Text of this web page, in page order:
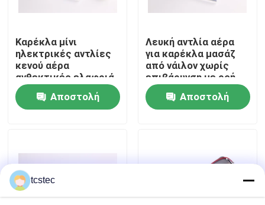
Επισκεψή εργοστασίου
Έλεγχος ποιότητας
Επικοινωνήστε μαζί μας
Υποθέσεις
Μπλογκ
Καρέκλα μίνι
ηλεκτρικές αντλίες
κενού αέρα
ανθεκτικές ελαφριά
φορητές
Αποστολή
Λευκή αντλία αέρα
για καρέκλα μασάζ
από νάιλον χωρίς
επιβάρυνση με ροή
αέρα 6.0-9.0LPM
Αποστολή
tcstec